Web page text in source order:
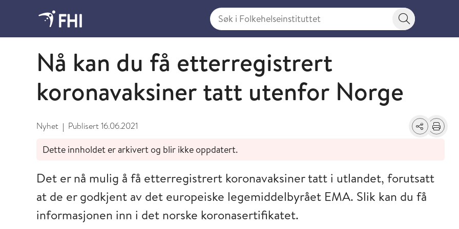
Søk i Folkehelseinstituttet
Søkeknapp
Juni
Nå kan du få etterregistrert
koronavaksiner tatt utenfor Norge
Nyhet | Publisert16.06.2021 Del Skriv ut
Dette innholdet er arkivert og blir ikke oppdatert.
Det er nå mulig å få etterregistrert koronavaksiner tatt i utlandet, forutsatt
at de er godkjent av det europeiske legemiddelbyrået EMA. Slik kan du få
informasjonen inn i det norske koronasertifikatet.